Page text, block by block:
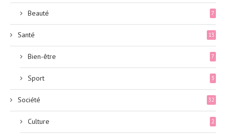
Beauté 7
Santé 13
Bien-être 7
Sport 3
Société 32
Culture 2